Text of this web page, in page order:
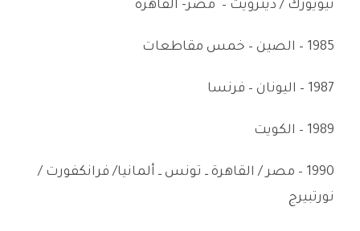
نيويورك / ديترويت – مصر- القاهرة
1985 – الصين – خمس مقاطعات
1987 – اليونان – فرنسا
1989 – الكويت
1990 – مصر / القاهرة ــ تونس ــ ألمانيا/ فرانكفورت /
نورتبيرج